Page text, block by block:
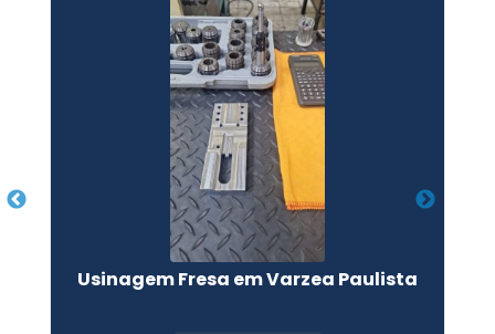
Usinagem Fresa em Varzea Paulista